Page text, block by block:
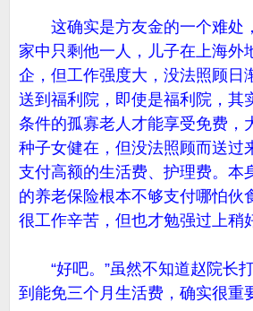
这确实是方友金的一个难处
家中只剩他一人，儿子在上海外
企，但工作强度大，没法照顾日
送到福利院，即使是福利院，其
条件的孤寡老人才能享受免费，
种子女健在，但没法照顾而送过
支付高额的生活费、护理费。本
的养老保险根本不够支付哪怕伙
很工作辛苦，但也才勉强过上稍
“好吧。”虽然不知道赵院长
到能免三个月生活费，确实很重